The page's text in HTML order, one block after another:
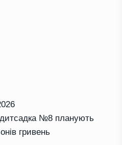
№8 планують
гривень